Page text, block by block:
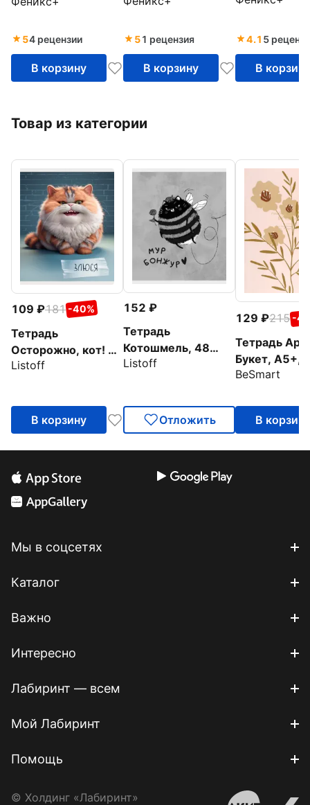
(47175)
54 рецензии
В корзину
ассортименте)
(46944)
51 рецензия
В корзину
(42919-25)
4.1 5
В корзину
Товар из категории
109 181 -40%
Тетрадь
Осторожно, кот! 48
листов, клетка, в
Listoff
В корзину
152
Тетрадь
Котошмель, 48
листов, клетка, в
Listoff
Отложить
129 215 -
Тетрадь
Букет, А5+,
листов,
BeSmart
В корзину
Мы в соцсетях
Каталог
Важно
Интересно
Лабиринт — всем
Мой Лабиринт
Помощь
© Холдинг «Лабиринт»